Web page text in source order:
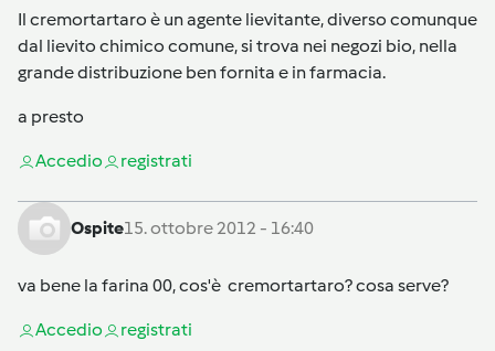
Il cremortartaro è un agente lievitante, diverso comunque
dal lievito chimico comune, si trova nei negozi bio, nella
grande distribuzione ben fornita e in farmacia.
a presto
Accedio registrati
Ospite15. ottobre 2012 - 16:40
va bene la farina 00, cos'è cremortartaro? cosa serve?
Accedio registrati